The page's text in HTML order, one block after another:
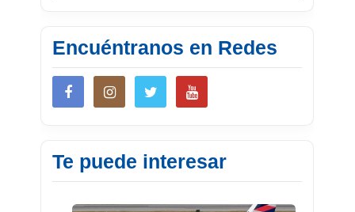
Encuéntranos en Redes
Te puede interesar